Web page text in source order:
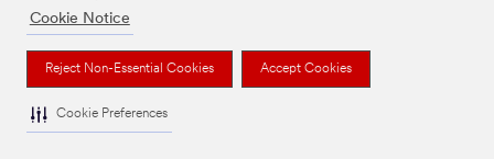
Cookie Notice
Reject Non-Essential Cookies Accept Cookies
Cookie Preferences